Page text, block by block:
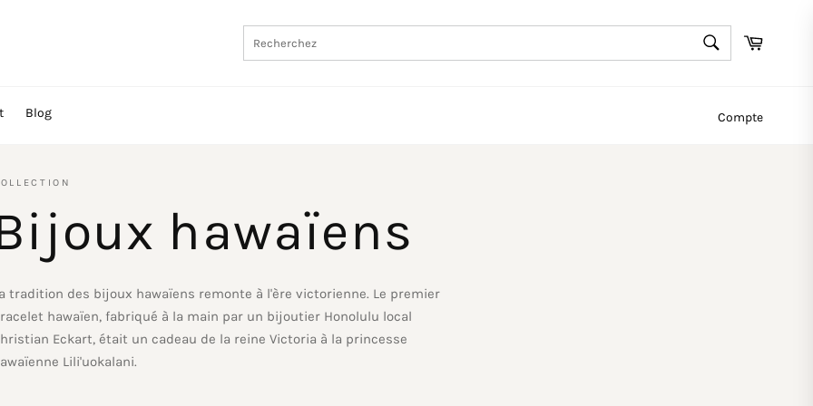
RECHERCHE
Recherche
Panier
Blog Compte
hawaïens
tradition des bijoux hawaïens remonte à l'ère victorienne. Le premier
hawaïen, fabriqué à la main par un bijoutier Honolulu local
Eckart, était un cadeau de la reine Victoria à la princesse
Lili'uokalani.